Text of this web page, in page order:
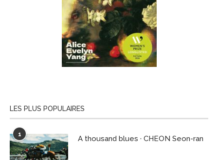
LES PLUS POPULAIRES
1 A thousand blues · CHEON Seon-ran